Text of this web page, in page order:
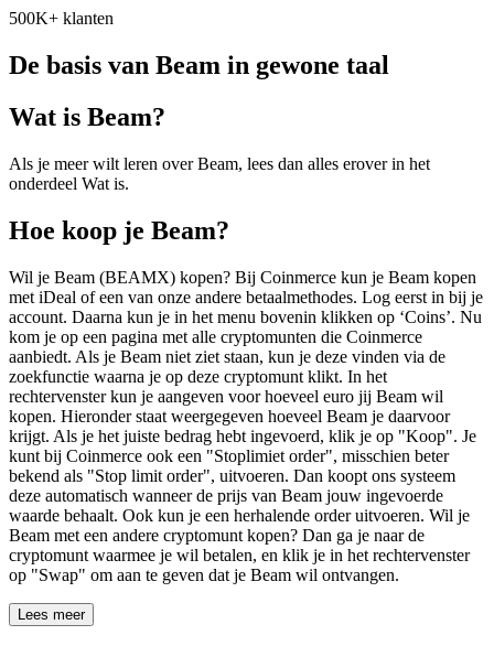
500K+ klanten
De basis van Beam in gewone taal
Wat is Beam?
Als je meer wilt leren over Beam, lees dan alles erover in het
onderdeel Wat is.
Hoe koop je Beam?
Wil je Beam (BEAMX) kopen? Bij Coinmerce kun je Beam kopen
met iDeal of een van onze andere betaalmethodes. Log eerst in bij je
account. Daarna kun je in het menu bovenin klikken op ‘Coins’. Nu
kom je op een pagina met alle cryptomunten die Coinmerce
aanbiedt. Als je Beam niet ziet staan, kun je deze vinden via de
zoekfunctie waarna je op deze cryptomunt klikt. In het
rechtervenster kun je aangeven voor hoeveel euro jij Beam wil
kopen. Hieronder staat weergegeven hoeveel Beam je daarvoor
krijgt. Als je het juiste bedrag hebt ingevoerd, klik je op "Koop". Je
kunt bij Coinmerce ook een "Stoplimiet order", misschien beter
bekend als "Stop limit order", uitvoeren. Dan koopt ons systeem
deze automatisch wanneer de prijs van Beam jouw ingevoerde
waarde behaalt. Ook kun je een herhalende order uitvoeren. Wil je
Beam met een andere cryptomunt kopen? Dan ga je naar de
cryptomunt waarmee je wil betalen, en klik je in het rechtervenster
op "Swap" om aan te geven dat je Beam wil ontvangen.
Lees meer